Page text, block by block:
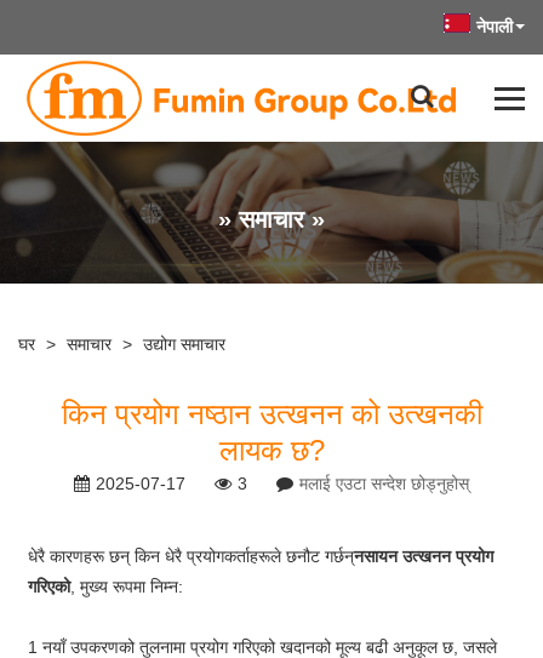
नेपाली
» समाचार »
घर > समाचार > उद्योग समाचार
किन प्रयोग नष्ठान उत्खनन को उत्खनकी
लायक छ?
2025-07-17 3 मलाई एउटा सन्देश छोड्नुहोस्
धेरै कारणहरू छन् किन धेरै प्रयोगकर्ताहरूले छनौट गर्छन्नसायन उत्खनन प्रयोग
गरिएको, मुख्य रूपमा निम्न:
1 नयाँ उपकरणको तुलनामा प्रयोग गरिएको खदानको मूल्य बढी अनुकूल छ, जसले